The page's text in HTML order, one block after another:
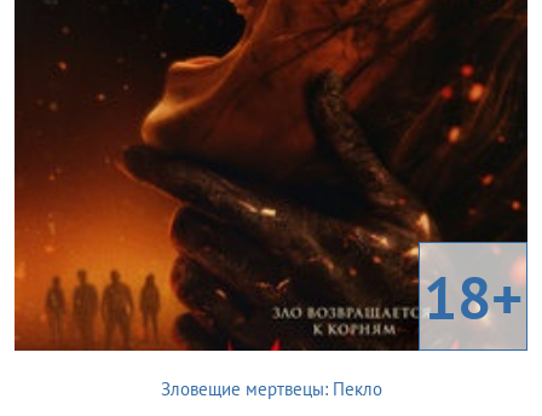
18+
Зловещие мертвецы: Пекло